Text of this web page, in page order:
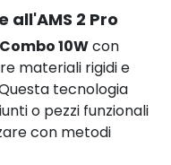
2 Pro
10Wcon
materiali rigidi e
tecnologia
o pezzi funzionali
con metodi